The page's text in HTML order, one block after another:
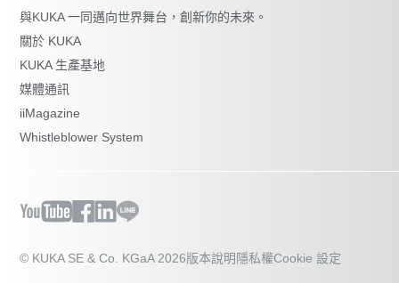
與KUKA 一同邁向世界舞台，創新你的未來。
關於 KUKA
KUKA 生產基地
媒體通訊
iiMagazine
Whistleblower System
© KUKA SE & Co. KGaA 2026版本說明 隱私權Cookie 設定